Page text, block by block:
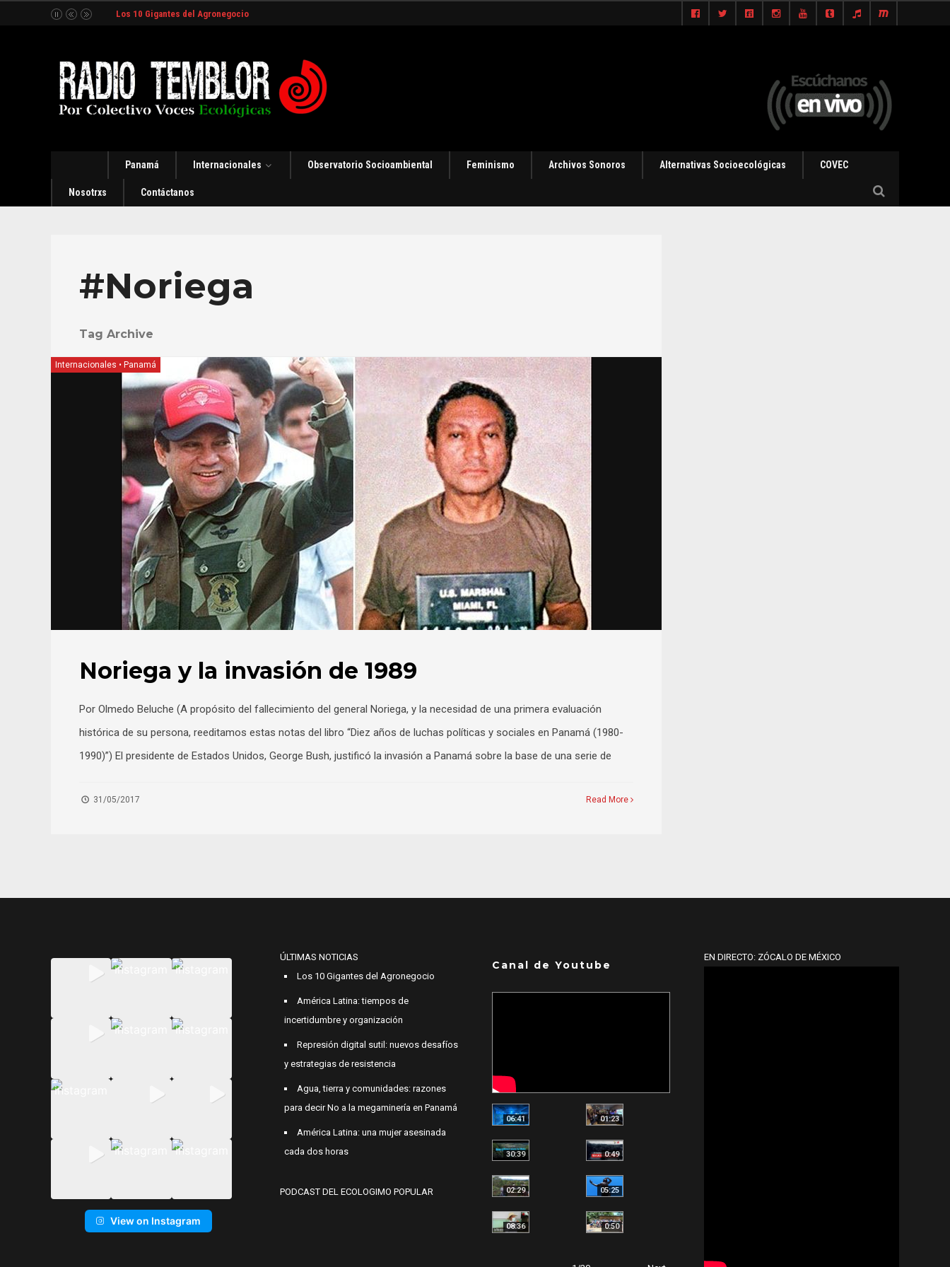
Los 10 Gigantes del Agronegocio
Panamá Internacionales Observatorio Socioambiental Feminismo Archivos Sonoros Alternativas Socioecológicas COVEC
Nosotrxs Contáctanos
#Noriega
Tag Archive
Internacionales • Panamá
Noriega y la invasión de 1989
Por Olmedo Beluche (A propósito del fallecimiento del general Noriega, y la necesidad de una primera evaluación
histórica de su persona, reeditamos estas notas del libro “Diez años de luchas políticas y sociales en Panamá (1980-
1990)”) El presidente de Estados Unidos, George Bush, justificó la invasión a Panamá sobre la base de una serie de
31/05/2017 Read More
View on Instagram
ÚLTIMAS NOTICIAS
Los 10 Gigantes del Agronegocio
América Latina: tiempos de
incertidumbre y organización
Represión digital sutil: nuevos desafíos
y estrategias de resistencia
Agua, tierra y comunidades: razones
para decir No a la megaminería en Panamá
América Latina: una mujer asesinada
cada dos horas
PODCAST DEL ECOLOGIMO POPULAR
Canal de Youtube
06:41 01:23
30:39 0:49
02:29 05:25
08:36 0:50
EN DIRECTO: ZÓCALO DE MÉXICO